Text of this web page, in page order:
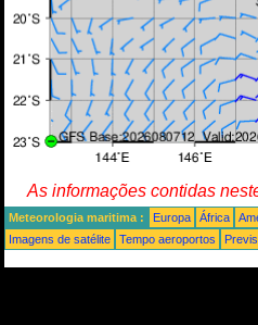
As informações contidas
Meteorologia maritima : Europa África
Imagens de satélite
Tempo aeroportos